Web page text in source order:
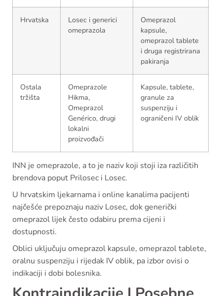
Hrvatska
Losec i generici
omeprazola
Omeprazol
kapsule,
omeprazol tablete
i druga registrirana
pakiranja
Ostala
tržišta
Omeprazole
Hikma,
Omeprazol
Genérico, drugi
lokalni
proizvođači
Kapsule, tablete,
granule za
suspenziju i
ograničeni IV oblik
INN je omeprazole, a to je naziv koji stoji iza različitih
brendova poput Prilosec i Losec.
U hrvatskim ljekarnama i online kanalima pacijenti
najčešće prepoznaju naziv Losec, dok generički
omeprazol lijek često odabiru prema cijeni i
dostupnosti.
Oblici uključuju omeprazol kapsule, omeprazol tablete,
oralnu suspenziju i rijedak IV oblik, pa izbor ovisi o
indikaciji i dobi bolesnika.